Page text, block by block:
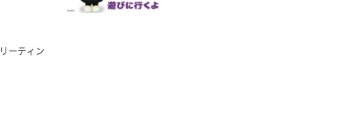
ーティン